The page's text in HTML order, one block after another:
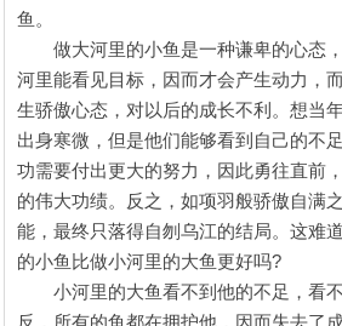
鱼。
做大河里的小鱼是一种谦卑的心态，
河里能看见目标，因而才会产生动力，
生骄傲心态，对以后的成长不利。想当
出身寒微，但是他们能够看到自己的不
功需要付出更大的努力，因此勇往直前
的伟大功绩。反之，如项羽般骄傲自满
能，最终只落得自刎乌江的结局。这难
的小鱼比做小河里的大鱼更好吗?
小河里的大鱼看不到他的不足，看不
反，所有的鱼都在拥护他，因而失去了